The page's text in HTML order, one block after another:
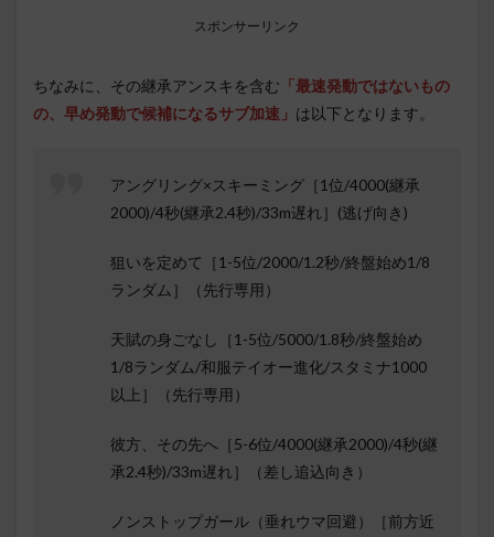
スポンサーリンク
ちなみに、その継承アンスキを含む 「最速発動ではないもの
の、早め発動で候補になるサブ加速」 は以下となります。
アングリング×スキーミング［1位/4000(継承
2000)/4秒(継承2.4秒)/33m遅れ］(逃げ向き)
狙いを定めて［1-5位/2000/1.2秒/終盤始め1/8
ランダム］（先行専用）
天賦の身ごなし［1-5位/5000/1.8秒/終盤始め
1/8ランダム/和服テイオー進化/スタミナ1000
以上］（先行専用）
彼方、その先へ［5-6位/4000(継承2000)/4秒(継
承2.4秒)/33m遅れ］（差し追込向き）
ノンストップガール（垂れウマ回避）［前方近